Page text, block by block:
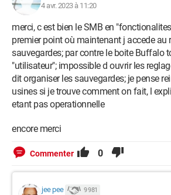
4 avr. 2023 à 11:20
merci, c est bien le SMB en
premier point où maintenant j accede au
sauvegardes; par contre le boite Buffalo
"utilisateur"; impossible d ouvrir les
dit organiser les sauvegardes; je pense
usines si je trouve comment on fait, l
etant pas operationnelle
encore merci
Commenter 0
jee pee 9 981